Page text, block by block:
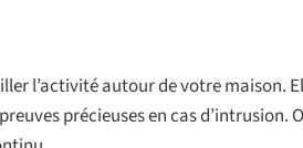
l’activité autour de votre maison.
précieuses en cas d’intrusion.